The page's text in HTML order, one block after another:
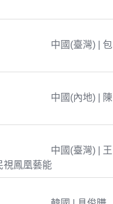
中國(臺灣) | 包
中國(內地) | 陳
中國(臺灣) | 王
視鳳凰藝能